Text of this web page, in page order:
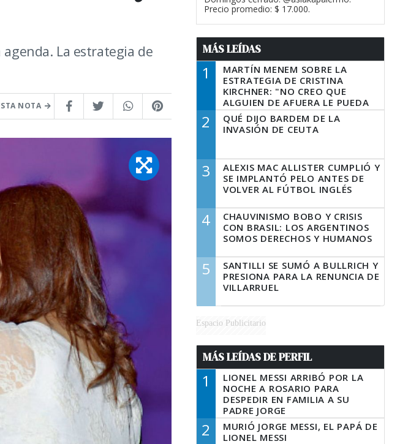
La estrategia de
NOTA
Precio promedio: $ 17.000.
MÁS LEÍDAS
1
MARTÍN MENEM SOBRE LA
ESTRATEGIA DE CRISTINA
KIRCHNER: "NO CREO QUE
ALGUIEN DE AFUERA LE PUEDA
DECIR A LA JUSTICIA LO QUE
TIENE QUE HACER"
2
QUÉ DIJO BARDEM DE LA
INVASIÓN DE CEUTA
3
ALEXIS MAC ALLISTER CUMPLIÓ Y
SE IMPLANTÓ PELO ANTES DE
VOLVER AL FÚTBOL INGLÉS
4
CHAUVINISMO BOBO Y CRISIS
CON BRASIL: LOS ARGENTINOS
SOMOS DERECHOS Y HUMANOS
5
SANTILLI SE SUMÓ A BULLRICH Y
PRESIONA PARA LA RENUNCIA DE
VILLARRUEL
Espacio Publicitario
MÁS LEÍDAS DE PERFIL
1
LIONEL MESSI ARRIBÓ POR LA
NOCHE A ROSARIO PARA
DESPEDIR EN FAMILIA A SU
PADRE JORGE
2
MURIÓ JORGE MESSI, EL PAPÁ DE
LIONEL MESSI